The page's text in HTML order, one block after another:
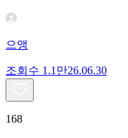
으앵
조회수 1.1만26.06.30
168